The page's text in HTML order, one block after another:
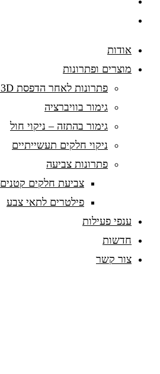
אודות
מוצרים ופתרונות
פתרונות לאחר הדפסת 3D – חדש!
גימור בוויברציה
גימור בהתזה – ניקוי חול
ניקוי חלקים תעשייתיים
פתרונות צביעה
צביעת חלקים קטנים
פילטרים לתאי צבע
ענפי פעילות
חדשות
צור קשר